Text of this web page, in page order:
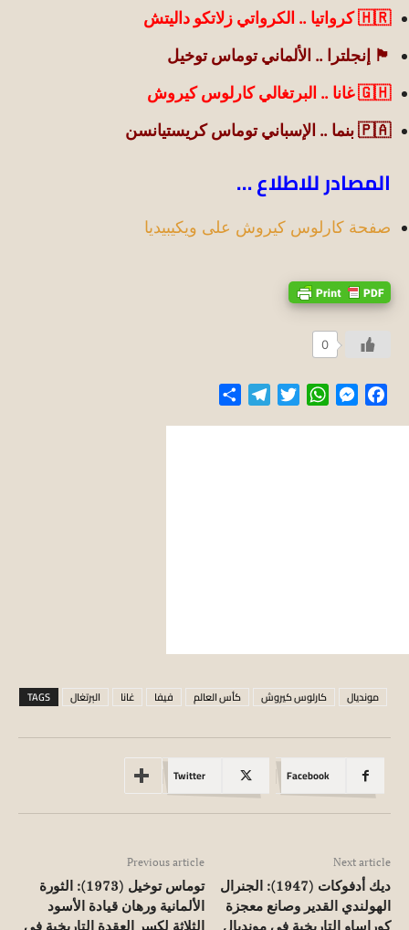
🇭🇷 كرواتيا .. الكرواتي زلاتكو داليتش
🏴 إنجلترا .. الألماني توماس توخيل
🇬🇭 غانا .. البرتغالي كارلوس كيروش
🇵🇦 بنما .. الإسباني توماس كريستيانسن
المصادر للاطلاع …
صفحة كارلوس كيروش على ويكيبيديا
0
Facebook
Messenger
WhatsApp
Twitter
Telegram
TAGS البرتغال غانا فيفا كأس العالم كارلوس كيروش مونديال
Facebook
Twitter
Previous article
توماس توخيل (1973): الثورة
الألمانية ورهان قيادة الأسود
Next article
ديك أدفوكات (1947): الجنرال
الهولندي القدير وصانع معجزة